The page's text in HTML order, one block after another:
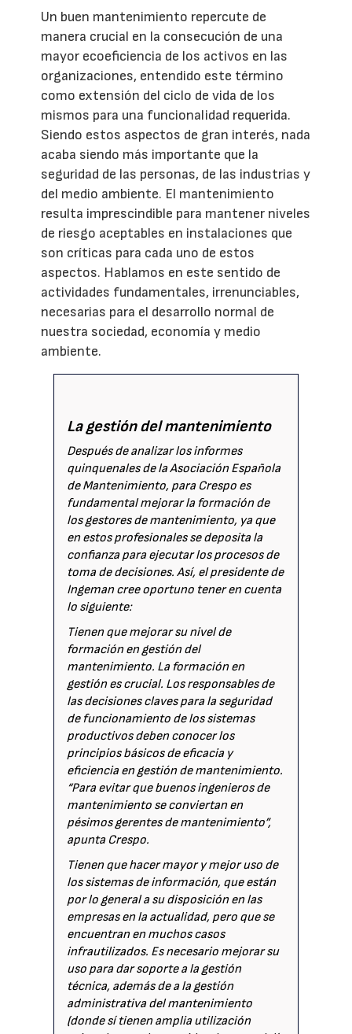
Un buen mantenimiento repercute de
manera crucial en la consecución de una
mayor ecoeficiencia de los activos en las
organizaciones, entendido este término
como extensión del ciclo de vida de los
mismos para una funcionalidad requerida.
Siendo estos aspectos de gran interés, nada
acaba siendo más importante que la
seguridad de las personas, de las industrias y
del medio ambiente. El mantenimiento
resulta imprescindible para mantener niveles
de riesgo aceptables en instalaciones que
son críticas para cada uno de estos
aspectos. Hablamos en este sentido de
actividades fundamentales, irrenunciables,
necesarias para el desarrollo normal de
nuestra sociedad, economía y medio
ambiente.
La gestión del mantenimiento
Después de analizar los informes
quinquenales de la Asociación Española
de Mantenimiento, para Crespo es
fundamental mejorar la formación de
los gestores de mantenimiento, ya que
en estos profesionales se deposita la
confianza para ejecutar los procesos de
toma de decisiones. Así, el presidente de
Ingeman cree oportuno tener en cuenta
lo siguiente:
Tienen que mejorar su nivel de
formación en gestión del
mantenimiento. La formación en
gestión es crucial. Los responsables de
las decisiones claves para la seguridad
de funcionamiento de los sistemas
productivos deben conocer los
principios básicos de eficacia y
eficiencia en gestión de mantenimiento.
“Para evitar que buenos ingenieros de
mantenimiento se conviertan en
pésimos gerentes de mantenimiento”,
apunta Crespo.
Tienen que hacer mayor y mejor uso de
los sistemas de información, que están
por lo general a su disposición en las
empresas en la actualidad, pero que se
encuentran en muchos casos
infrautilizados. Es necesario mejorar su
uso para dar soporte a la gestión
técnica, además de a la gestión
administrativa del mantenimiento
(donde sí tienen amplia utilización